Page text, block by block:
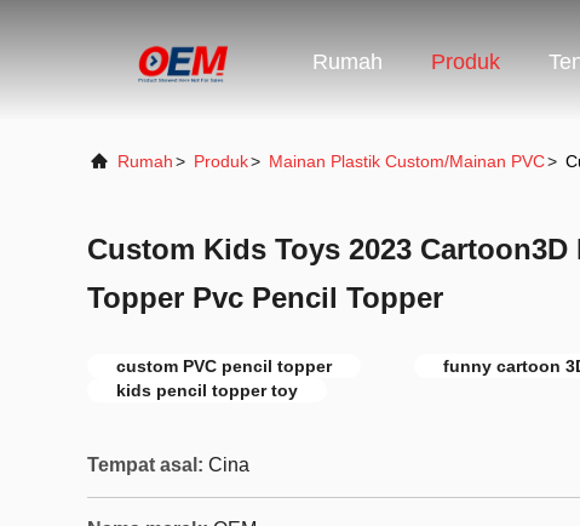
Rumah Produk
Rumah> Produk> Mainan Plastik Custom/Mainan PVC>
Custom Kids Toys 2023
Topper Pvc Pencil Topper
custom PVC pencil topper
funny cartoon
kids pencil topper toy
Tempat asal: Cina